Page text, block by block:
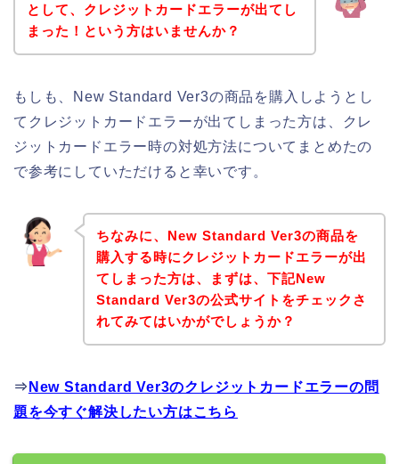
として、クレジットカードエラーが出てし
まった！という方はいませんか？
もしも、New Standard Ver3の商品を購入しようとし
てクレジットカードエラーが出てしまった方は、クレ
ジットカードエラー時の対処方法についてまとめたの
で参考にしていただけると幸いです。
ちなみに、New Standard Ver3の商品を
購入する時にクレジットカードエラーが出
てしまった方は、まずは、下記New
Standard Ver3の公式サイトをチェックさ
れてみてはいかがでしょうか？
⇒ New Standard Ver3のクレジットカードエラーの問
題を今すぐ解決したい方はこちら